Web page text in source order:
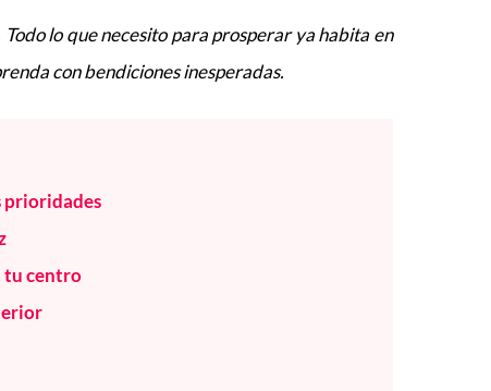
lo que necesito para prosperar ya habita en
con bendiciones inesperadas.
prioridades
tu centro